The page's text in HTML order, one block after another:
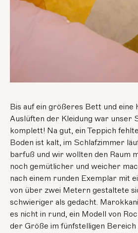
Bis auf ein größeres Bett und eine
Auslüften der Kleidung war unser
komplett! Na gut, ein Teppich
Boden ist kalt, im Schlafzimmer
barfuß und wir wollten den Raum
noch gemütlicher und weicher
nach einem runden Exemplar mit
von über zwei Metern gestaltete
schwieriger als gedacht.
es nicht in rund, ein Modell von
der Größe im fünfstelligen